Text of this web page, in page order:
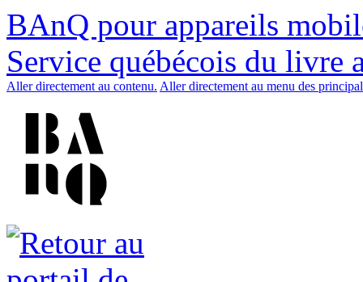
BAnQ pour appareils
Service québécois du livre
Aller directement au contenu. Aller directement au menu des